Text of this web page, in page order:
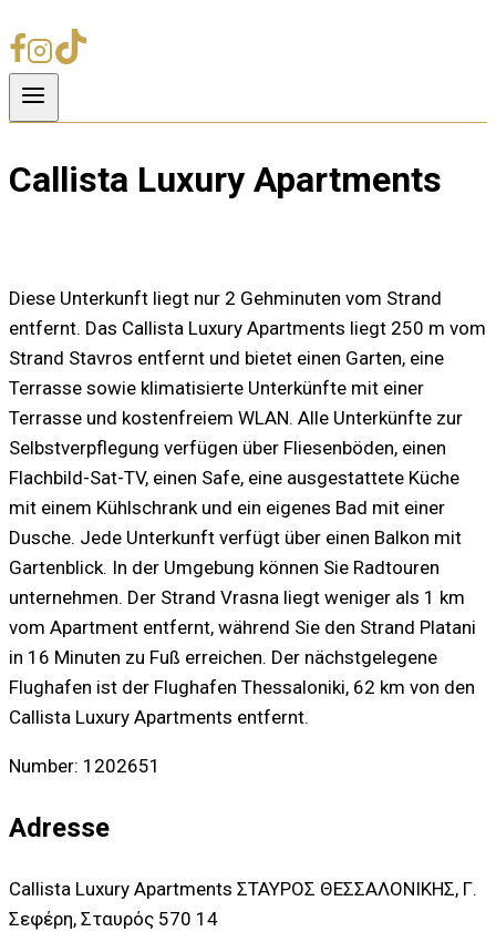
Callista Luxury Apartments
Diese Unterkunft liegt nur 2 Gehminuten vom Strand
entfernt. Das Callista Luxury Apartments liegt 250 m vom
Strand Stavros entfernt und bietet einen Garten, eine
Terrasse sowie klimatisierte Unterkünfte mit einer
Terrasse und kostenfreiem WLAN. Alle Unterkünfte zur
Selbstverpflegung verfügen über Fliesenböden, einen
Flachbild-Sat-TV, einen Safe, eine ausgestattete Küche
mit einem Kühlschrank und ein eigenes Bad mit einer
Dusche. Jede Unterkunft verfügt über einen Balkon mit
Gartenblick. In der Umgebung können Sie Radtouren
unternehmen. Der Strand Vrasna liegt weniger als 1 km
vom Apartment entfernt, während Sie den Strand Platani
in 16 Minuten zu Fuß erreichen. Der nächstgelegene
Flughafen ist der Flughafen Thessaloniki, 62 km von den
Callista Luxury Apartments entfernt.
Number: 1202651
Adresse
Callista Luxury Apartments ΣΤΑΥΡΟΣ ΘΕΣΣΑΛΟΝΙΚΗΣ, Γ.
Σεφέρη, Σταυρός 570 14